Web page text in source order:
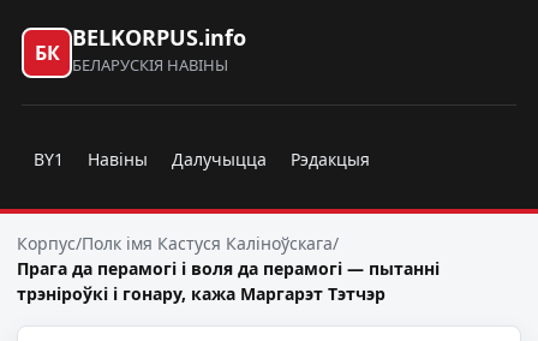
БК
BELKORPUS.info
БЕЛАРУСКІЯ НАВІНЫ
BY1 Навіны Далучыцца Рэдакцыя
Корпус/Полк імя Кастуся Каліноўскага/
Прага да перамогі і воля да перамогі — пытанні
трэніроўкі і гонару, кажа Маргарэт Тэтчэр